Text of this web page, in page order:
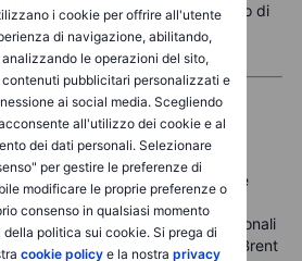
i cookie per offrire all'utente
di navigazione, abilitando,
le operazioni del sito,
pubblicitari personalizzati e
ai social media. Scegliendo
all'utilizzo dei cookie e al
dei dati personali. Selezionare
per gestire le preferenze di
modificare le proprie preferenze o
consenso in qualsiasi momento
politica sui cookie. Si prega di
cookie policye la nostra privacy
raggiungendo un nuovo minimo di
base.
il calo più marcato delle ultime due
tensione tra USA e Cina e la
di anteporre gli interessi nazionali
malumori nel gruppo. Il Brent